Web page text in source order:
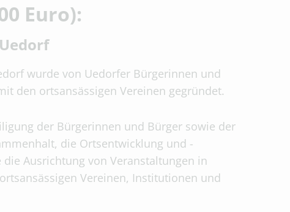
Euro):
wurde von Uedorfer Bürgerinnen und
den ortsansässigen Vereinen gegründet.
der Bürgerinnen und Bürger sowie der
die Ortsentwicklung und -
Ausrichtung von Veranstaltungen in
Vereinen, Institutionen und